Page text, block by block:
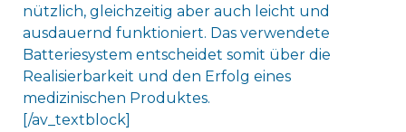
nützlich, gleichzeitig aber auch leicht und
ausdauernd funktioniert. Das verwendete
Batteriesystem entscheidet somit über die
Realisierbarkeit und den Erfolg eines
medizinischen Produktes.
[/av_textblock]